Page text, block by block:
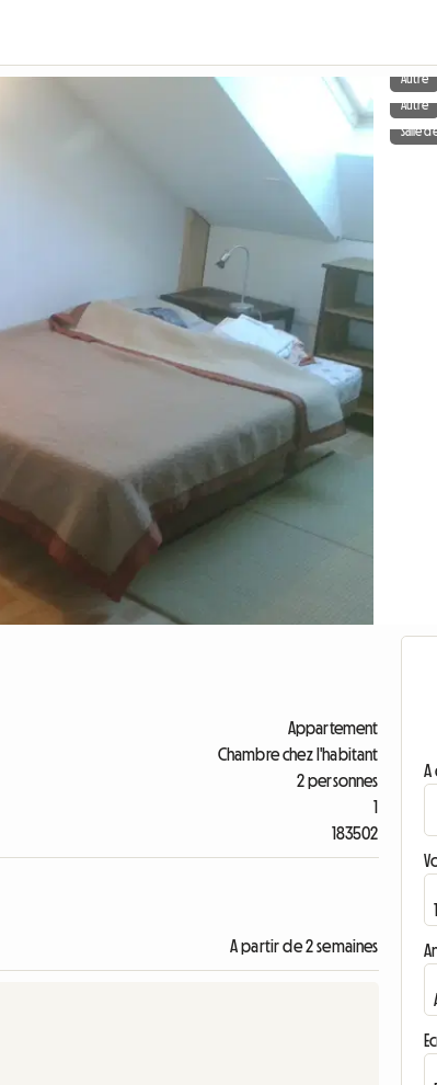
Autre
Autre
Salle
Appartement
Chambre chez l'habitant
2 personnes
1
183502
A partir de 2 semaines
A